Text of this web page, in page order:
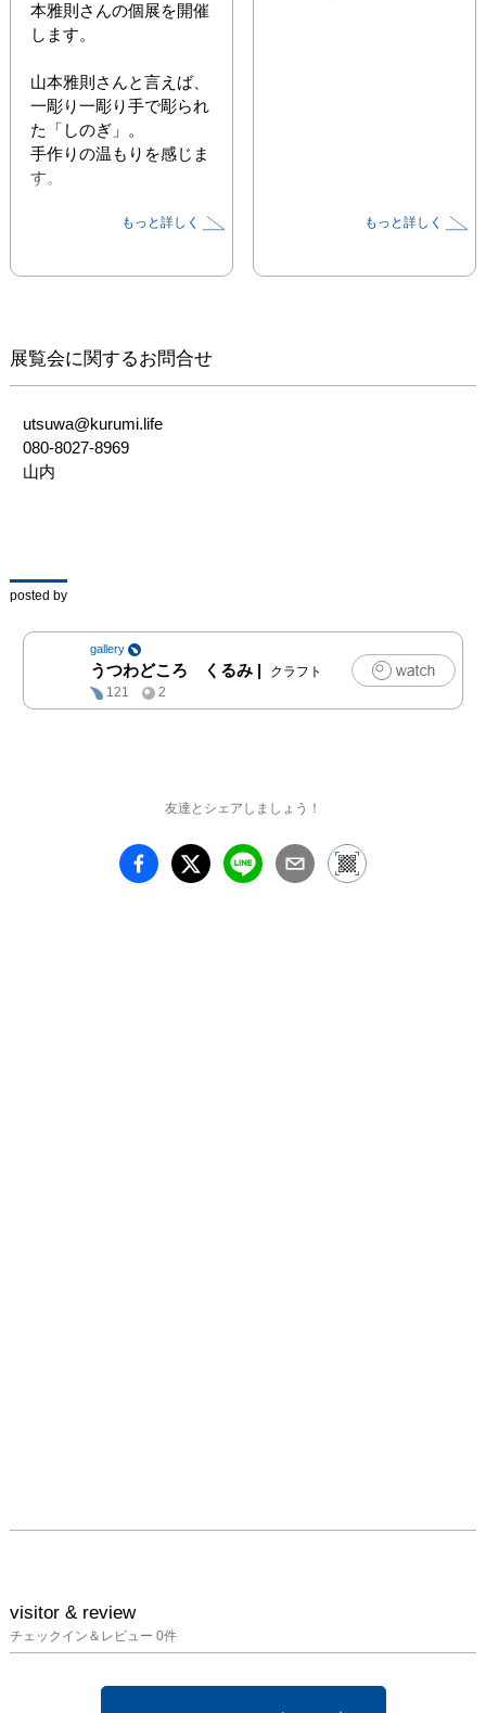
本雅則さんの個展を開催
します。
山本雅則さんと言えば、
一彫り一彫り手で彫られ
た「しのぎ」。
手作りの温もりを感じま
す。
リムのしのぎは縁取りと
家庭料理を鮮やかに美味
マグをお願いしました。
冬はやはり具沢山のスー
プが欠かせませんよね。
平皿をソーサーにすると
更に素敵な一品になりま
ご紹介します。
あたたかいご馳走を思い
浮かべながらうつわ選び
をお楽しみください。
2009年　京都精華大学芸
2010年　信楽窯業技術試
hibition/20241207exhibitio
n/booking/
（このリンクへは2024年
もっと詳しく もっと詳しく
展覧会に関するお問合せ
utsuwa@kurumi.life
080-8027-8969
山内
posted by
gallery
うつわどころ くるみ |
クラフト
121
2
友達とシェアしましょう！
visitor & review
チェックイン＆レビュー 0件